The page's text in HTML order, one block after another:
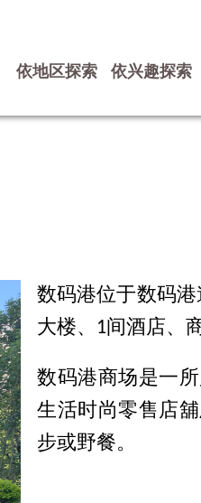
依地区探索 依兴趣探索
数码港位于数码
大楼、1间酒店、
数码港商场是一
生活时尚零售店
步或野餐。